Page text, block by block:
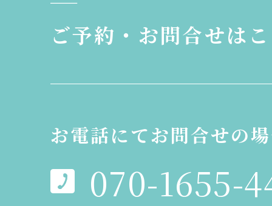
ご予約・お問合せは
お電話にてお問合せの
070-1655-